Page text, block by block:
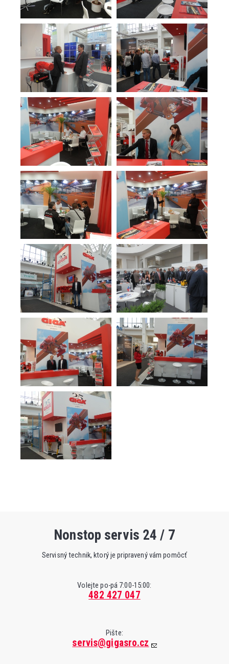
Nonstop servis 24 / 7
Servisný technik, ktorý je pripravený vám pomôcť
Volejte po-pá 7:00-15:00:
482 427 047
Pište:
servis@gigasro.cz